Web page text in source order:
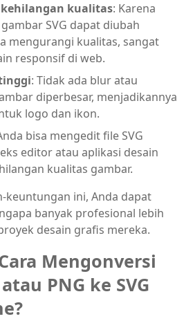
kualitas: Karena
SVG dapat diubah
mengurangi kualitas, sangat
responsif di web.
: Tidak ada blur atau
diperbesar, menjadikannya
logo dan ikon.
bisa mengedit file SVG
editor atau aplikasi desain
kualitas gambar.
keuntungan ini, Anda dapat
banyak profesional lebih
desain grafis mereka.
Mengonversi
PNG ke SVG